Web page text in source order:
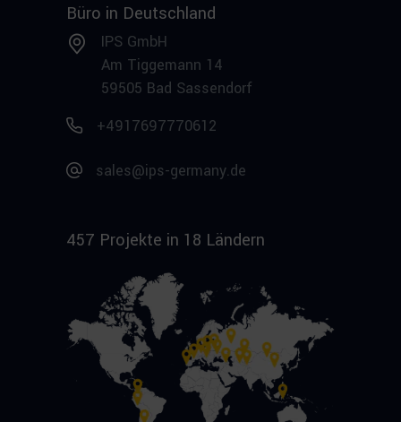
Büro in Deutschland
IPS GmbH
Am Tiggemann 14
59505 Bad Sassendorf
+4917697770612
sales@ips-germany.de
457 Projekte in 18 Ländern